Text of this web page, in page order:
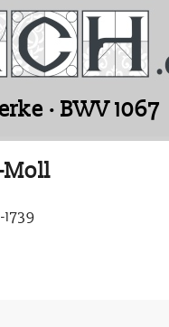
· BWV 1067
Moll